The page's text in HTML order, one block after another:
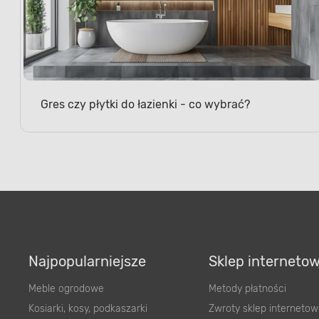
Gres czy płytki do łazienki - co wybrać?
Najpopularniejsze
Meble ogrodowe
Kosiarki, kosy, podkaszarki
Sklep
Metody płatności
Zwroty sklep